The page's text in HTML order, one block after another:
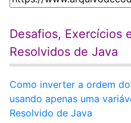
Desafios, Exercícios
Resolvidos de Java
Como inverter a ordem
usando apenas uma
Resolvido de Java